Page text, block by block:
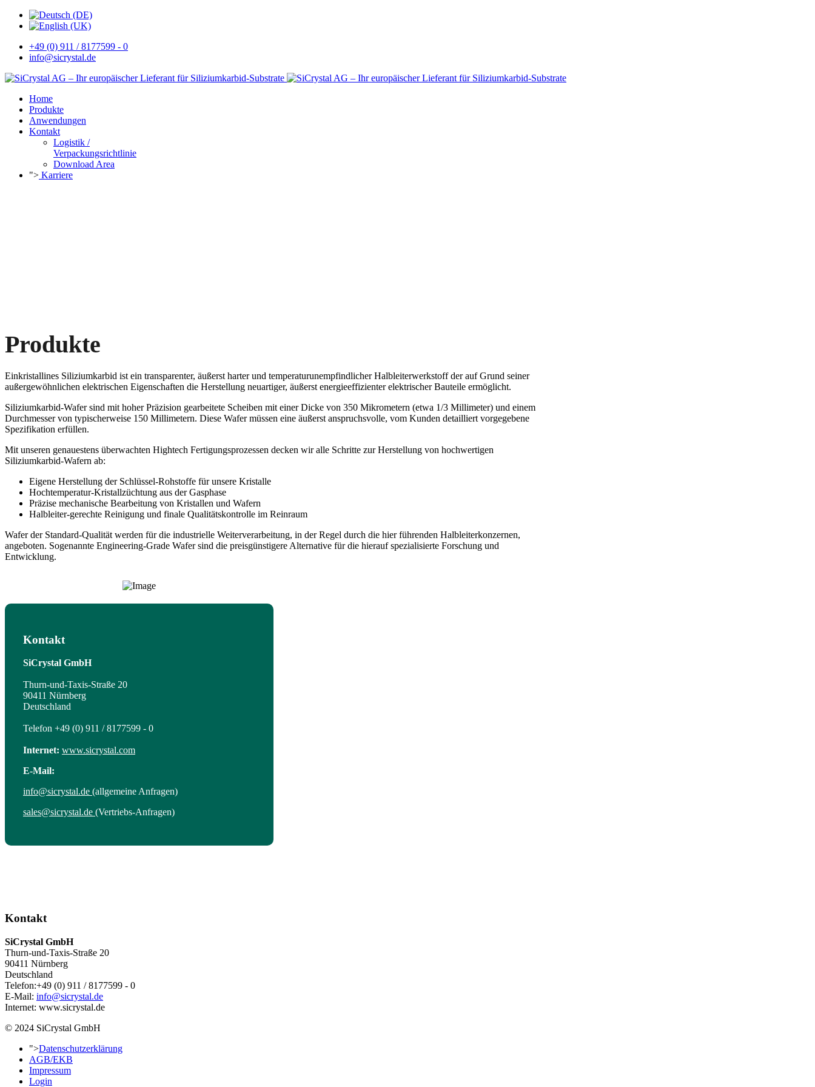
+49 (0) 911 / 8177599 - 0
info@sicrystal.de
Home
Produkte
Anwendungen
Kontakt
Logistik /
Verpackungsrichtlinie
Download Area
"> Karriere
Produkte
Einkristallines Siliziumkarbid ist ein transparenter, äußerst harter und temperaturunempfindlicher Halbleiterwerkstoff der auf Grund seiner
außergewöhnlichen elektrischen Eigenschaften die Herstellung neuartiger, äußerst energieeffizienter elektrischer Bauteile ermöglicht.
Siliziumkarbid-Wafer sind mit hoher Präzision gearbeitete Scheiben mit einer Dicke von 350 Mikrometern (etwa 1/3 Millimeter) und einem
Durchmesser von typischerweise 150 Millimetern. Diese Wafer müssen eine äußerst anspruchsvolle, vom Kunden detailliert vorgegebene
Spezifikation erfüllen.
Mit unseren genauestens überwachten Hightech Fertigungsprozessen decken wir alle Schritte zur Herstellung von hochwertigen
Siliziumkarbid-Wafern ab:
Eigene Herstellung der Schlüssel-Rohstoffe für unsere Kristalle
Hochtemperatur-Kristallzüchtung aus der Gasphase
Präzise mechanische Bearbeitung von Kristallen und Wafern
Halbleiter-gerechte Reinigung und finale Qualitätskontrolle im Reinraum
Wafer der Standard-Qualität werden für die industrielle Weiterverarbeitung, in der Regel durch die hier führenden Halbleiterkonzernen,
angeboten. Sogenannte Engineering-Grade Wafer sind die preisgünstigere Alternative für die hierauf spezialisierte Forschung und
Entwicklung.
Kontakt
SiCrystal GmbH
Thurn-und-Taxis-Straße 20
90411 Nürnberg
Deutschland
Telefon +49 (0) 911 / 8177599 - 0
Internet: www.sicrystal.com
E-Mail:
info@sicrystal.de (allgemeine Anfragen)
sales@sicrystal.de (Vertriebs-Anfragen)
Kontakt
SiCrystal GmbH
Thurn-und-Taxis-Straße 20
90411 Nürnberg
Deutschland
Telefon:+49 (0) 911 / 8177599 - 0
E-Mail: info@sicrystal.de
Internet: www.sicrystal.de
© 2024 SiCrystal GmbH
">Datenschutzerklärung
AGB/EKB
Impressum
Login